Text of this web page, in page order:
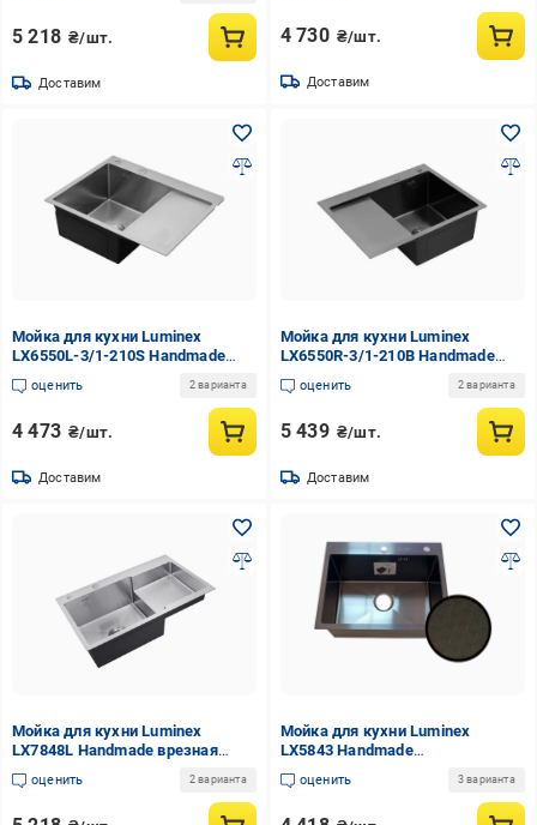
5 218 ₴/шт.
Доставим
4 730 ₴/шт.
Доставим
Мойка для кухни Luminex
LX6550L-3/1-210S Handmade
нержавеющая сталь врезная
1,0/3,0 650x500 мм Сатин
оценить 2 варианта
4 473 ₴/шт.
Доставим
Мойка для кухни Luminex
LX6550R-3/1-210B Handmade
нержавеющая сталь врезная
1,0/3,0 650x500 мм Черный
оценить 2 варианта
5 439 ₴/шт.
Доставим
Мойка для кухни Luminex
LX7848L Handmade врезная
нержавеющая сталь 1,0/3,0
780x480 мм Сатин (LX7848L-
оценить 2 варианта
Мойка для кухни Luminex
LX5843 Handmade
нержавеющая сталь врезная
1,0/3,0 580x430 мм Черный
оценить 3 варианта